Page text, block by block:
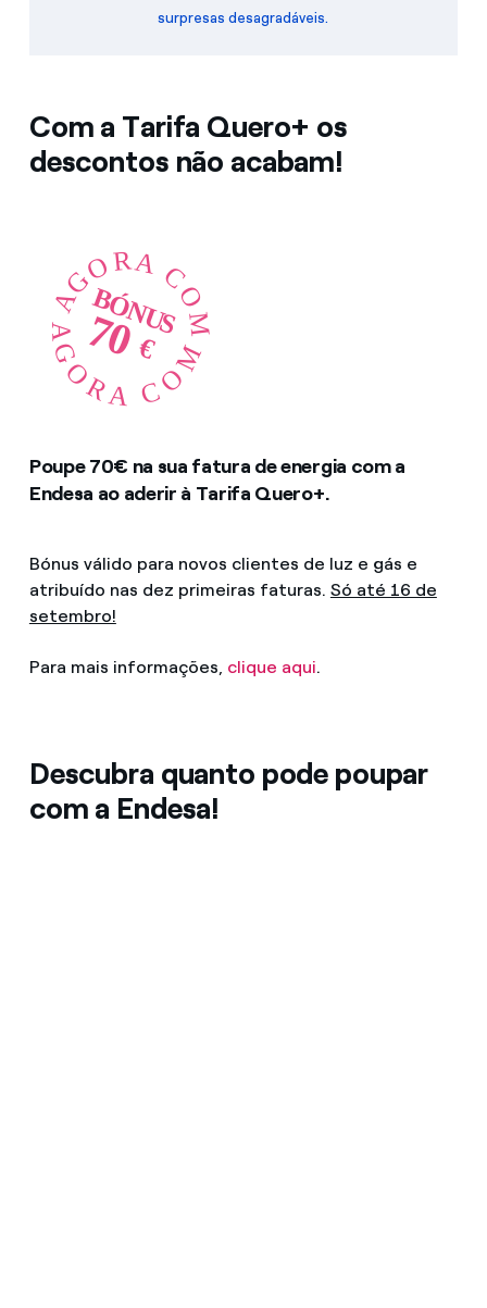
surpresas desagradáveis.
Com a Tarifa Quero+ os
descontos não acabam!
Poupe 70€ na sua fatura de energia com a
Endesa ao aderir à Tarifa Quero+.
Bónus válido para novos clientes de luz e gás e
atribuído nas dez primeiras faturas. Só até 16 de
setembro!
Para mais informações, clique aqui.
Descubra quanto pode poupar
com a Endesa!